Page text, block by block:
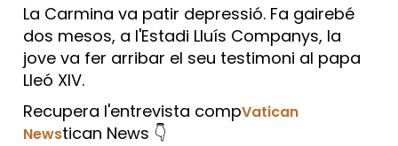
La Carmina va patir depressió. Fa gairebé
dos mesos, a l'Estadi Lluís Companys, la
jove va fer arribar el seu testimoni al papa
Lleó XIV.
Recupera l'entrevista compVatican
Newstican News 👇